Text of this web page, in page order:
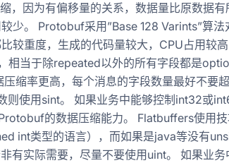
，因为有偏移量的关系，数据量比原数据
少。 Protobuf采用”Base 128 Varints”算
较重度，生成的代码量较大，CPU占用较
当于除repeated以外的所有字段都是
缩率更高，每个消息的字段数量最好不要
则使用sint。 如果业务中能够控制int32或
的数据压缩能力。 Flatbuffers使用
int类型的语言），而如果是java等没有
有实际需要，尽量不要使用uint。 如果业